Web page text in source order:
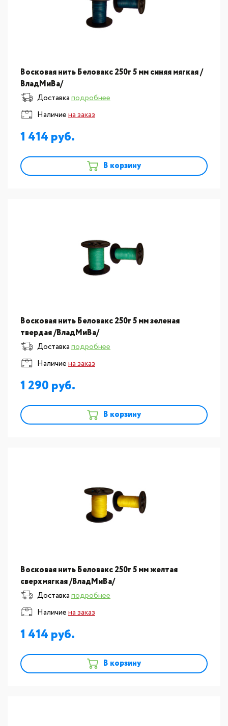
Восковая нить Беловакс 250г 5 мм синяя мягкая /
ВладМиВа/
Доставкаподробнее
Наличиена заказ
1 414
В корзину
Восковая нить Беловакс 250г 5 мм зеленая
твердая /ВладМиВа/
Доставкаподробнее
Наличиена заказ
1 290
В корзину
Восковая нить Беловакс 250г 5 мм желтая
сверхмягкая /ВладМиВа/
Доставкаподробнее
Наличиена заказ
1 414
В корзину